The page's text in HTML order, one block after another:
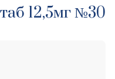
12,5мг №30